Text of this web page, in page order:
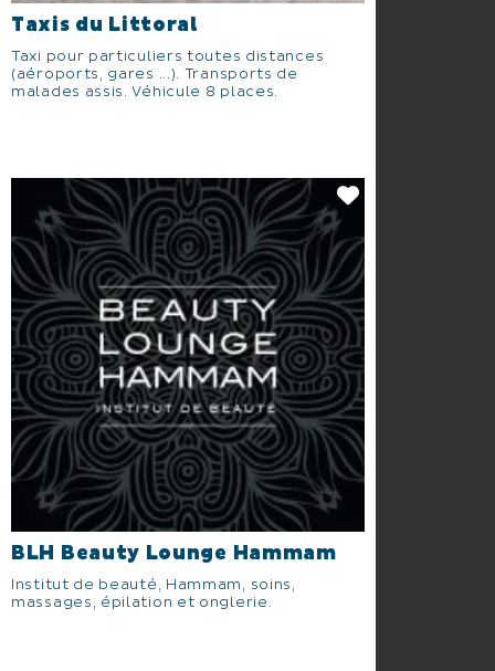
Taxis du Littoral
Taxi pour particuliers toutes distances
(aéroports, gares ...). Transports de
malades assis. Véhicule 8 places.
BLH Beauty Lounge Hammam
Institut de beauté, Hammam, soins,
massages, épilation et onglerie.